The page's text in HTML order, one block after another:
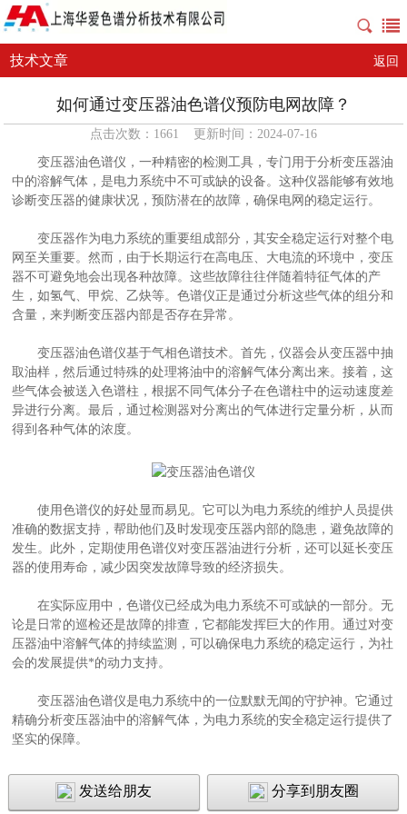
技术文章 返回
如何通过变压器油色谱仪预防电网故障？
点击次数：1661 更新时间：2024-07-16
变压器油色谱仪，一种精密的检测工具，专门用于分析变压器油
中的溶解气体，是电力系统中不可或缺的设备。这种仪器能够有效地
诊断变压器的健康状况，预防潜在的故障，确保电网的稳定运行。
变压器作为电力系统的重要组成部分，其安全稳定运行对整个电
网至关重要。然而，由于长期运行在高电压、大电流的环境中，变压
器不可避免地会出现各种故障。这些故障往往伴随着特征气体的产
生，如氢气、甲烷、乙炔等。色谱仪正是通过分析这些气体的组分和
含量，来判断变压器内部是否存在异常。
变压器油色谱仪基于气相色谱技术。首先，仪器会从变压器中抽
取油样，然后通过特殊的处理将油中的溶解气体分离出来。接着，这
些气体会被送入色谱柱，根据不同气体分子在色谱柱中的运动速度差
异进行分离。最后，通过检测器对分离出的气体进行定量分析，从而
得到各种气体的浓度。
使用色谱仪的好处显而易见。它可以为电力系统的维护人员提供
准确的数据支持，帮助他们及时发现变压器内部的隐患，避免故障的
发生。此外，定期使用色谱仪对变压器油进行分析，还可以延长变压
器的使用寿命，减少因突发故障导致的经济损失。
在实际应用中，色谱仪已经成为电力系统不可或缺的一部分。无
论是日常的巡检还是故障的排查，它都能发挥巨大的作用。通过对变
压器油中溶解气体的持续监测，可以确保电力系统的稳定运行，为社
会的发展提供*的动力支持。
变压器油色谱仪是电力系统中的一位默默无闻的守护神。它通过
精确分析变压器油中的溶解气体，为电力系统的安全稳定运行提供了
坚实的保障。
发送给朋友 分享到朋友圈